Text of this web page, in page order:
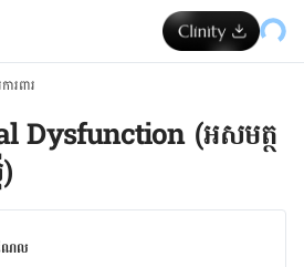
ារពារ
Dysfunction (អសមត្ថ
ែល